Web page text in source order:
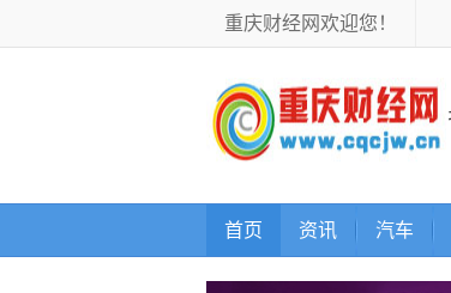
重庆财经网欢迎您！
首页 资讯 汽车